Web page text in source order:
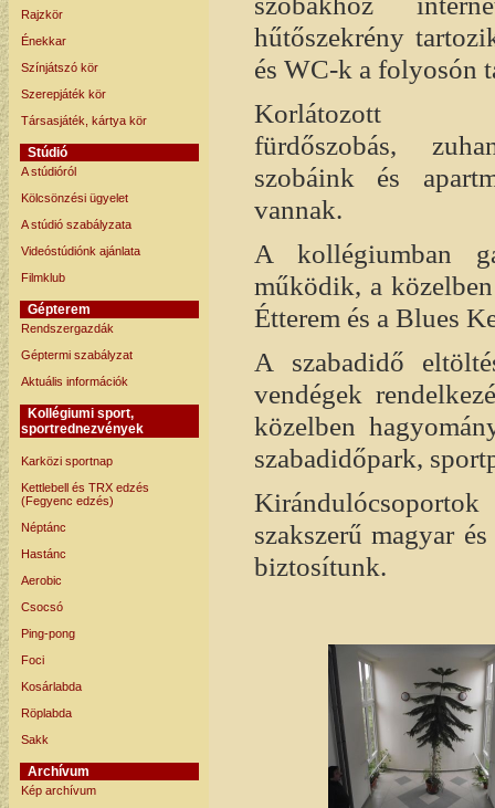
Rajzkör
Énekkar
Színjátszó kör
Szerepjáték kör
Társasjáték, kártya kör
Stúdió
A stúdióról
Kölcsönzési ügyelet
A stúdió szabályzata
Videóstúdiónk ajánlata
Filmklub
Gépterem
Rendszergazdák
Géptermi szabályzat
Aktuális információk
Kollégiumi sport,
sportrednezvények
Karközi sportnap
Kettlebell és TRX edzés
(Fegyenc edzés)
Néptánc
Hastánc
Aerobic
Csocsó
Ping-pong
Foci
Kosárlabda
Röplabda
Sakk
Archívum
Kép archívum
hűtőszekrény
és WC-k a folyosón
Korlátozott
fürdőszobás,
szobáink és
vannak.
A kollégiumban
működik, a
Étterem és a Blues
A szabadidő
vendégek
közelben
szabadidőpark,
szakszerű magyar
biztosítunk.